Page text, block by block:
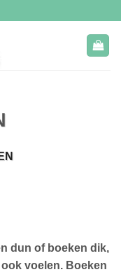
dun of boeken dik,
voelen. Boeken